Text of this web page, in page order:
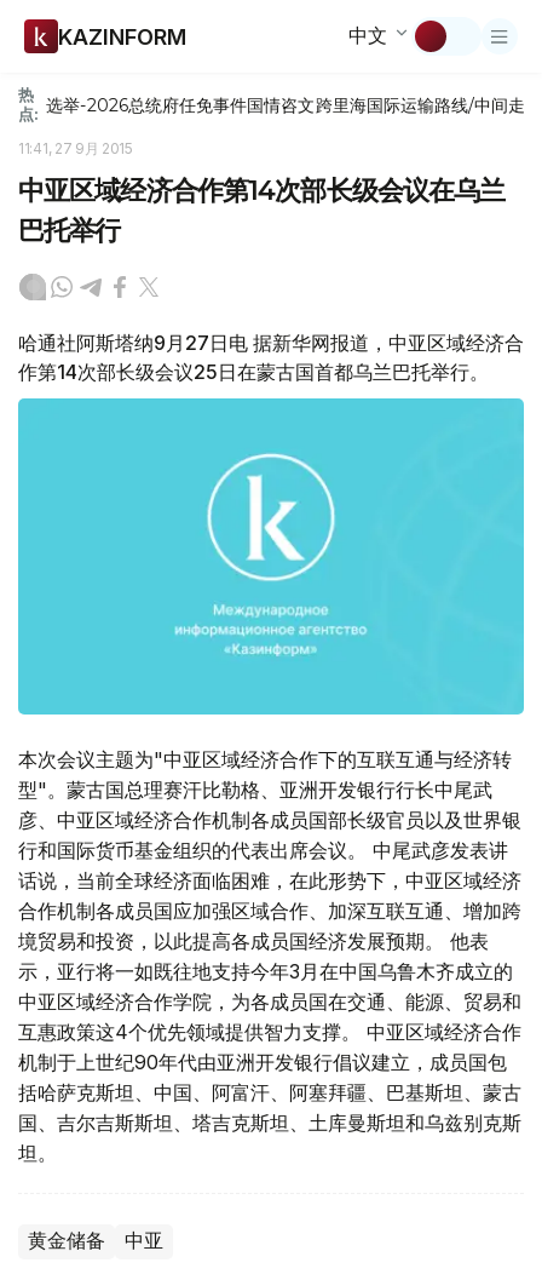
KAZINFORM 中文
热
点: 选举-2026总统府任免事件国情咨文跨里海国际运输路线/中间走廊
11:41, 27 9月 2015
中亚区域经济合作第14次部长级会议在乌兰
巴托举行
哈通社阿斯塔纳9月27日电 据新华网报道，中亚区域经济合
作第14次部长级会议25日在蒙古国首都乌兰巴托举行。
本次会议主题为"中亚区域经济合作下的互联互通与经济转
型"。蒙古国总理赛汗比勒格、亚洲开发银行行长中尾武
彦、中亚区域经济合作机制各成员国部长级官员以及世界银
行和国际货币基金组织的代表出席会议。 中尾武彦发表讲
话说，当前全球经济面临困难，在此形势下，中亚区域经济
合作机制各成员国应加强区域合作、加深互联互通、增加跨
境贸易和投资，以此提高各成员国经济发展预期。 他表
示，亚行将一如既往地支持今年3月在中国乌鲁木齐成立的
中亚区域经济合作学院，为各成员国在交通、能源、贸易和
互惠政策这4个优先领域提供智力支撑。 中亚区域经济合作
机制于上世纪90年代由亚洲开发银行倡议建立，成员国包
括哈萨克斯坦、中国、阿富汗、阿塞拜疆、巴基斯坦、蒙古
国、吉尔吉斯斯坦、塔吉克斯坦、土库曼斯坦和乌兹别克斯
坦。
黄金储备 中亚